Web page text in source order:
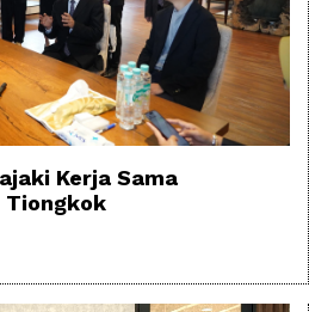
Kerja Sama
Tiongkok